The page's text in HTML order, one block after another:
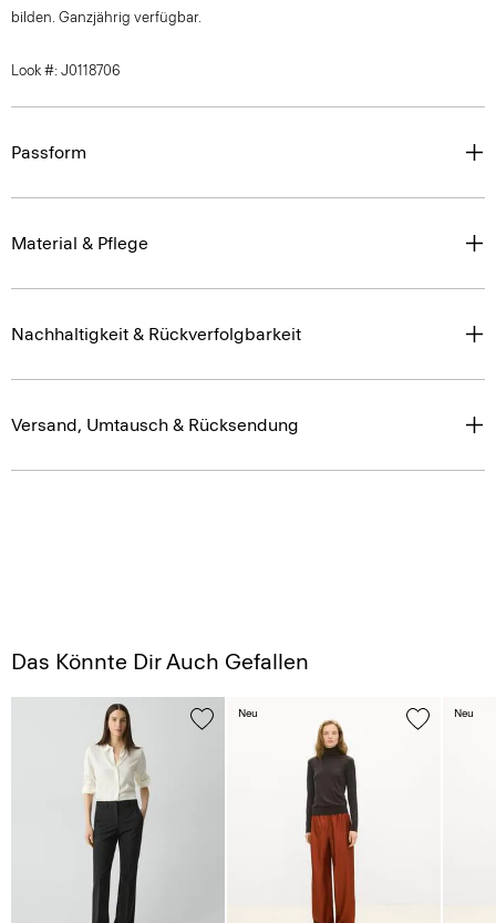
bilden. Ganzjährig verfügbar.
Look #: J0118706
Passform
Material & Pflege
Nachhaltigkeit & Rückverfolgbarkeit
Versand, Umtausch & Rücksendung
Das Könnte Dir Auch Gefallen
Neu Neu